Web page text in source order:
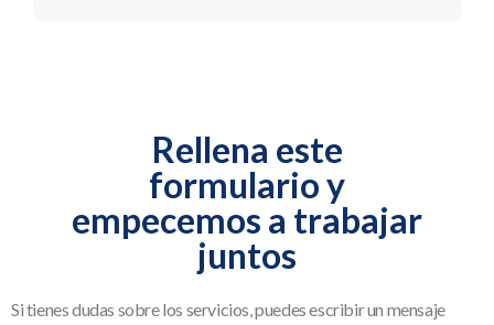
Rellena este
formulario y
empecemos a trabajar
juntos
Si tienes dudas sobre los servicios, puedes escribir un mensaje